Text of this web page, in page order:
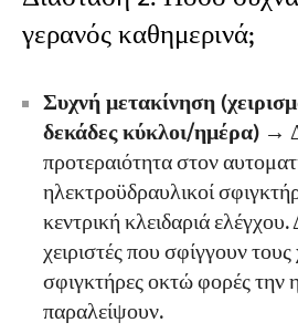
γερανός καθημερινά;
Συχνή μετακίνηση
δεκάδες κύκλοι/ημέρα)→
προτεραιότητα στον
ηλεκτροϋδραυλικοί
κεντρική κλειδαριά ελέγχου.
χειριστές που σφίγγουν
σφιγκτήρες οκτώ φορές την
παραλείψουν.